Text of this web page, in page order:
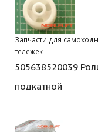
Запчасти для
тележек
505638520039
подкатной